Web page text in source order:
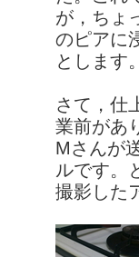
が，ちょ
のピアに
とします
さて，仕
業前があ
Mさんが
ルです。
撮影した